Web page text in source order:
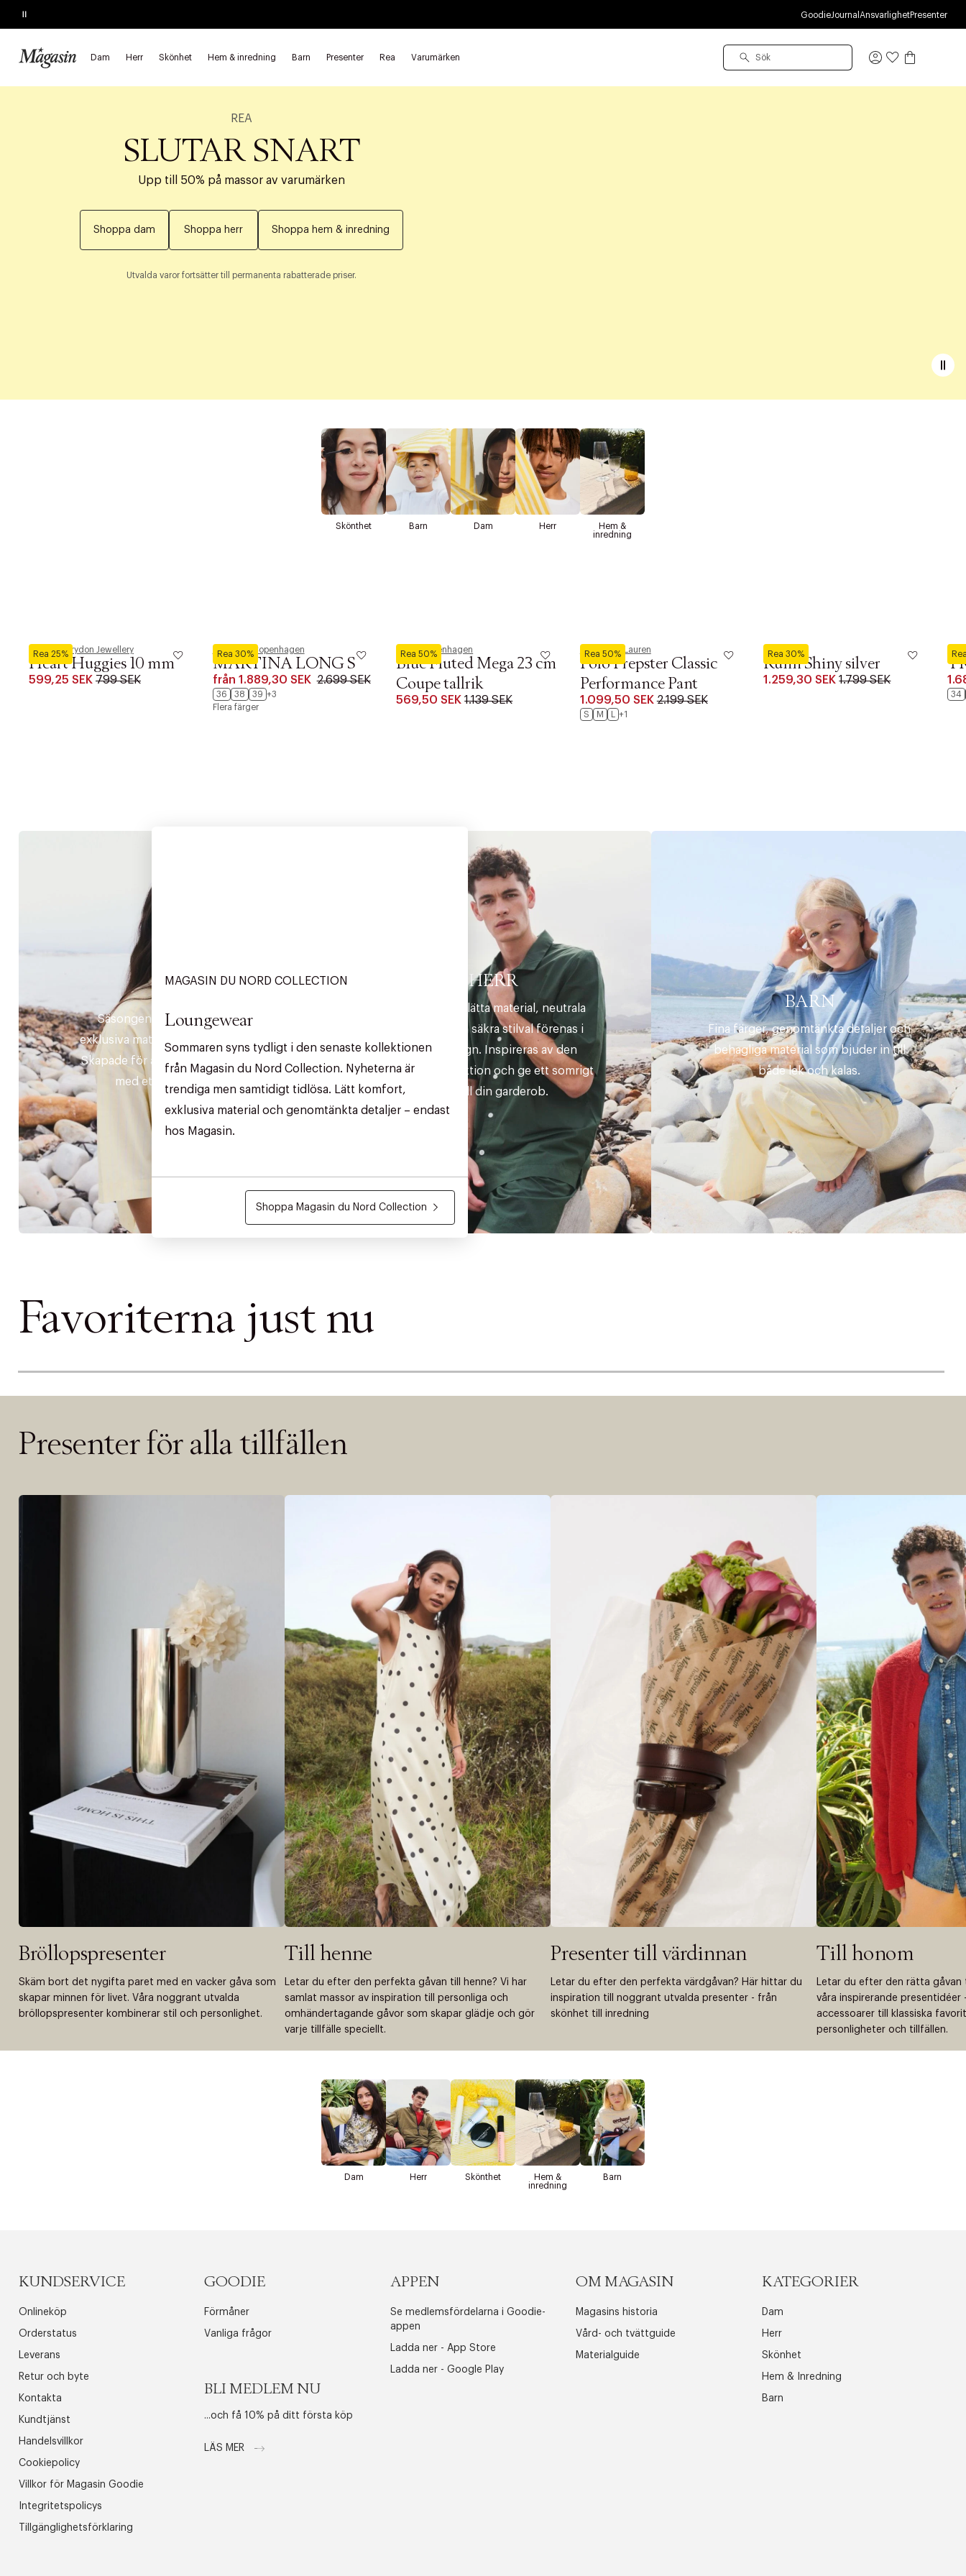
Pause GoodieJournal AnsvarlighetPresenter
Dam Herr Skönhet Hem & inredning Barn Presenter Rea Varumärken
Logga
REA
SLUTAR SNART
Upp till 50% på massor av varumärken
Shoppa dam Shoppa herr Shoppa hem & inredning
Utvalda varor fortsätter till permanenta rabatterade priser.
Skönthet Barn Dam Herr
Hem &
inredning
Rea 25%
Pernille Corydon Jewellery
Heart Huggies 10 mm
599,25 SEK 799 SEK
Rea 30%
Phenumb Copenhagen
MARTINA LONG S
från 1.889,30 SEK 2.699 SEK
36 38 39 +3
Flera färger
Rea 50%
Royal Copenhagen
Blue Fluted Mega 23 cm
Coupe tallrik
569,50 SEK 1.139 SEK
Rea 50%
Polo Ralph Lauren
Polo Prepster Classic
Performance Pant
1.099,50 SEK 2.199 SEK
S M +1
Rea 30%
Saddler
Runn Shiny silver
1.259,30 SEK 1.799 SEK
By
34
MAGASIN DU NORD COLLECTION
Loungewear
Sommaren syns tydligt i den senaste kollektionen
från Magasin du Nord Collection. Nyheterna är
trendiga men samtidigt tidlösa. Lätt komfort,
exklusiva material och genomtänkta detaljer – endast
hos Magasin.
Shoppa Magasin du Nord Collection
Säsongens essentiella plagg i
exklusiva material och tidlös design.
Skapade för att kombinera komfort
med ett tidlöst uttryck.
HERR
Sommarens lätta material, neutrala
nyanser och säkra stilval förenas i
tidlös design. Inspireras av den
senaste kollektion och ge ett somrigt
lyft till din garderob.
BARN
Fina färger, genomtänkta detaljer och
behagliga material som bjuder in till
både lek och kalas.
Favoriterna just nu
Presenter för alla tillfällen
Bröllopspresenter
Skäm bort det nygifta paret med en vacker gåva som
skapar minnen för livet. Våra noggrant utvalda
bröllopspresenter kombinerar stil och personlighet.
Till henne
Letar du efter den perfekta gåvan till henne? Vi har
samlat massor av inspiration till personliga och
omhändertagande gåvor som skapar glädje och gör
varje tillfälle speciellt.
Presenter till värdinnan
Letar du efter den perfekta värdgåvan? Här hittar du
inspiration till noggrant utvalda presenter - från
skönhet till inredning
Till honom
Letar du efter den rätta gåvan
våra inspirerande presentidéer
accessoarer till klassiska
personligheter och tillfällen.
Dam Herr Skönthet
Hem &
inredning
Barn
KUNDSERVICE
Onlineköp
Orderstatus
Leverans
Retur och byte
Kontakta
Kundtjänst
Handelsvillkor
Cookiepolicy
Villkor för Magasin Goodie
Integritetspolicys
Tillgänglighetsförklaring
GOODIE
Förmåner
Vanliga frågor
BLI MEDLEM NU
...och få 10% på ditt första köp
LÄS MER
APPEN
Se medlemsfördelarna i Goodie-
appen
Ladda ner - App Store
Ladda ner - Google Play
OM MAGASIN
Magasins historia
Vård- och tvättguide
Materialguide
KATEGORIER
Dam
Herr
Skönhet
Hem & Inredning
Barn
WE CARE ABOUT PERSONAL DATA